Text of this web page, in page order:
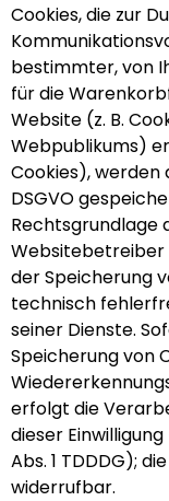
Cookies, die zur
bestimmter, von
für die
Website (z. B.
Webpublikums)
Cookies), werden
DSGVO
Rechtsgrundlage
der Speicherung
technisch
seiner Dienste.
Speicherung von
erfolgt die
dieser Einwilligung
Abs. 1 TDDDG);
widerrufbar.